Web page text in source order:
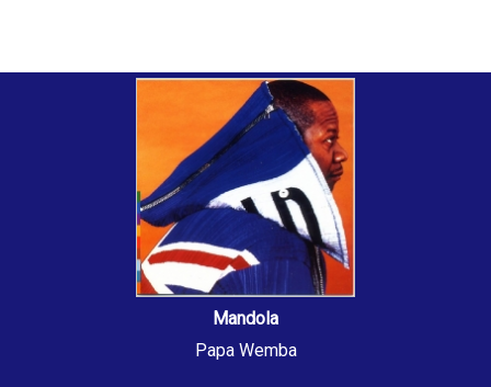
Mandola
Papa Wemba